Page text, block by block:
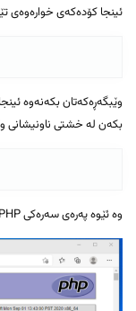
ئینجا کۆدەکەی خوارەوەی
وێبگەڕەکەتان بکەنەوە
بکەن لە خشتی ناونیشانی
وە ئێوە پەرەی سەرەکی PHP دەبینن بەم جۆرە